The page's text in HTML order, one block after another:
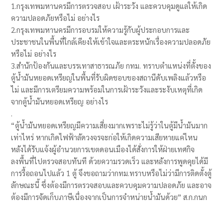
1.กรุงเทพมหานครมีการตรวจสอบ เฝ้าระวัง และควบคุมดูแลให้เกิด
ความปลอดภัยหรือไม่ อย่างไร
2.กรุงเทพมหานครมีการอบรมให้ความรู้กับผู้ประกอบการและ
ประชาชนในพื้นที่ใกล้เคียงให้เข้าใจและตระหนักเรื่องความปลอดภัย
หรือไม่ อย่างไร
3.สำนักป้องกันและบรรเทาสาธารณภัย กทม. ทราบตำแหน่งที่ตั้งของ
ตู้น้ำมันหยอดเหรียญในพื้นที่รับผิดชอบของสถานีดับเพลิงแล้วหรือ
ไม่ และมีการเตรียมความพร้อมในการเฝ้าระวังและระงับเหตุที่เกิด
จากตู้น้ำมันหยอดเหรียญ อย่างไร
“ตู้น้ำมันหยอดเหรียญมีความเสี่ยงมากเพราะไม่รู้ว่าในตู้มีน้ำมันมาก
เท่าไหร่ หากเกิดไฟฟ้าลัดวงจรจะก่อให้เกิดความเสียหายแค่ไหน
หลังได้รับแจ้งผู้อำนวยการเขตดอนเมืองได้สั่งการให้ฝ่ายเทศกิจ
ลงพื้นที่ไปตรวจสอบทันที ด้วยความรวดเร็ว และหลังการพูดคุยได้มี
การรื้อถอนไปแล้ว 1 ตู้ จึงขอถามว่ากทม.ทราบหรือไม่ว่ามีการติดตั้งตู้
ลักษณะนี้ ซึ่งต้องมีการตรวจสอบและควบคุมความปลอดภัย และอาจ
ต้องมีการจัดเก็บภาษีเนื่องจากเป็นการจำหน่ายน้ำมันด้วย” ส.ก.กนก